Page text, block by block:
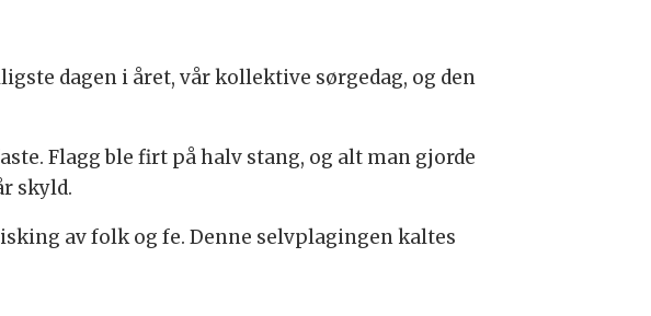
dagen i året, vår kollektive sørgedag, og den
Flagg ble firt på halv stang, og alt man gjorde
skyld.
av folk og fe. Denne selvplagingen kaltes